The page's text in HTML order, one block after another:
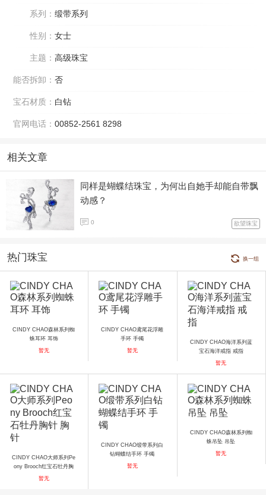
系列： 缎带系列
性别： 女士
主题： 高级珠宝
能否拆卸： 否
宝石材质： 白钻
官网电话： 00852-2561 8298
相关文章
同样是蝴蝶结珠宝，为何出自她手却能自带飘
动感？
0 欲望珠宝
热门珠宝 换一组
CINDY CHAO森林系列蜘
蛛耳环 耳饰
暂无
CINDY CHAO鸢尾花浮雕
手环 手镯
暂无
CINDY CHAO海洋系列蓝
宝石海洋戒指 戒指
暂无
CINDY CHAO大师系列Pe
ony Brooch红宝石牡丹胸
针 胸针
暂无
CINDY CHAO缎带系列白
钻蝴蝶结手环 手镯
暂无
CINDY CHAO森林系列蜘
蛛吊坠 吊坠
暂无